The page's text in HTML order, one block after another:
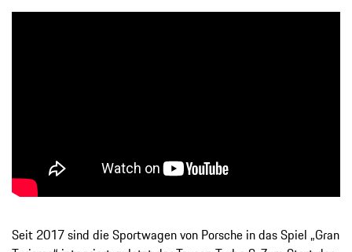
Seit 2017 sind die Sportwagen von Porsche in das Spiel „Gran